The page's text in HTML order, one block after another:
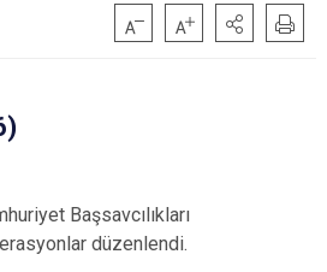
Başsavcılıkları
düzenlendi.